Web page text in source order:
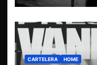
CARTELERA HOME